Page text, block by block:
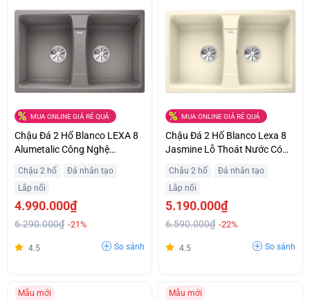
MUA ONLINE GIÁ RẺ QUÁ
Chậu Đá 2 Hố Blanco LEXA 8
Alumetalic Công Nghệ
Hygiene +Plus Ức Chế Vi
Khuẩn Giá Ưu Đãi
Chậu 2 hố
Đá nhân tạo
Lắp nổi
4.990.000₫
6.290.000₫ -21%
4.5 So sánh
MUA ONLINE GIÁ RẺ QUÁ
Chậu Đá 2 Hố Blanco Lexa 8
Jasmine Lỗ Thoát Nước Có
Thể Tháo Rời Ưu Đãi Tốt
Chậu 2 hố
Đá nhân tạo
Lắp nổi
5.190.000₫
6.590.000₫ -22%
4.5 So sánh
Mẫu mới Mẫu mới